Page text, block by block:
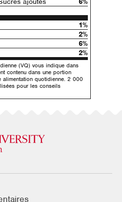
1%
2%
6%
2%
(VQ) vous indique dans
contenu dans une portion
alimentation quotidienne. 2 000
pour les conseils